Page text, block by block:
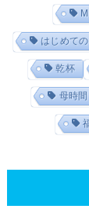
はじめての
乾杯
母時